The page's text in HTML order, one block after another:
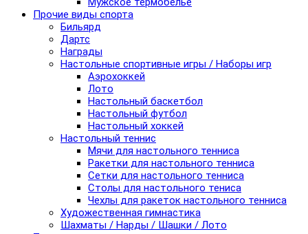
Прочие виды спорта
Бильярд
Дартс
Награды
Настольные спортивные игры / Наборы игр
Аэрохоккей
Лото
Настольный баскетбол
Настольный футбол
Настольный хоккей
Настольный теннис
Мячи для настольного тенниса
Ракетки для настольного тенниса
Сетки для настольного тенниса
Столы для настольного тениса
Чехлы для ракеток настольного тенниса
Художественная гимнастика
Шахматы / Нарды / Шашки / Лото